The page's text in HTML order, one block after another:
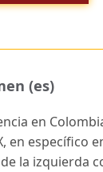
(es)
en
en específico
la izquierda